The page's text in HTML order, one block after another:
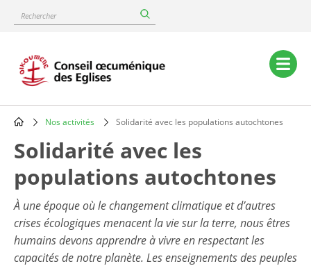
content
Rechercher
Main
navigation
Breadcrumb
Nos activités Solidarité avec les populations autochtones
Solidarité avec les
populations autochtones
À une époque où le changement climatique et d’autres
crises écologiques menacent la vie sur la terre, nous êtres
humains devons apprendre à vivre en respectant les
capacités de notre planète. Les enseignements des peuples